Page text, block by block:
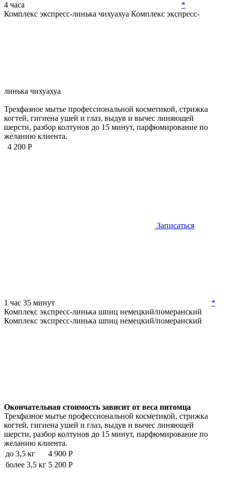
4 часа
*
Комплекс экспресс-линька чихуахуа Комплекс экспресс-
линька чихуахуа
Трехфазное мытье профессиональной косметикой, стрижка
когтей, гигиена ушей и глаз, выдув и вычес линяющей
шерсти, разбор колтунов до 15 минут, парфюмирование по
желанию клиента.
4 200 Р
Записаться
1 час 35 минут
*
Комплекс экспресс-линька шпиц немецкий/померанский
Комплекс экспресс-линька шпиц немецкий/померанский
Окончательная стоимость зависит от веса питомца
Трехфазное мытье профессиональной косметикой, стрижка
когтей, гигиена ушей и глаз, выдув и вычес линяющей
шерсти, разбор колтунов до 15 минут, парфюмирование по
желанию клиента.
до 3,5 кг
4 900 Р
более 3,5 кг 5 200 Р